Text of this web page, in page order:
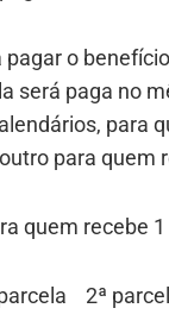
pagar o
será paga no
para
para quem
quem recebe
2ª